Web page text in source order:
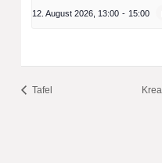
12. August 2026, 13:00 - 15:00
Tafel